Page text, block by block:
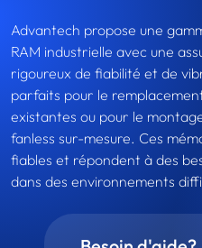
Advantech propose une
RAM industrielle avec une
rigoureux de fiabilité et de
parfaits pour le
existantes ou pour le
fanless sur-mesure. Ces
fiables et répondent à des
dans des environnements